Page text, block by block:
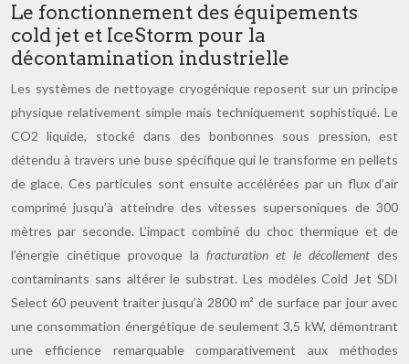
Le fonctionnement des équipements
cold jet et IceStorm pour la
décontamination industrielle
Les systèmes de nettoyage cryogénique reposent sur un principe
physique relativement simple mais techniquement sophistiqué. Le
CO2 liquide, stocké dans des bonbonnes sous pression, est
détendu à travers une buse spécifique qui le transforme en pellets
de glace. Ces particules sont ensuite accélérées par un flux d’air
comprimé jusqu’à atteindre des vitesses supersoniques de 300
mètres par seconde. L’impact combiné du choc thermique et de
l’énergie cinétique provoque la fracturation et le décollement des
contaminants sans altérer le substrat. Les modèles Cold Jet SDI
Select 60 peuvent traiter jusqu’à 2800 m² de surface par jour avec
une consommation énergétique de seulement 3,5 kW, démontrant
une efficience remarquable comparativement aux méthodes